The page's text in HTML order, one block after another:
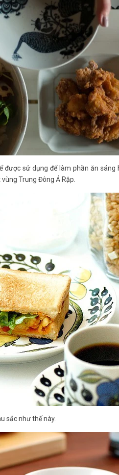
sử dụng để làm phần ăn
Trung Đông Ả Rập.
sắc như thế này.